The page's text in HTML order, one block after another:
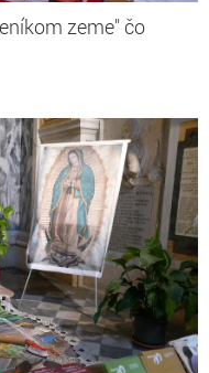
zeme" čo